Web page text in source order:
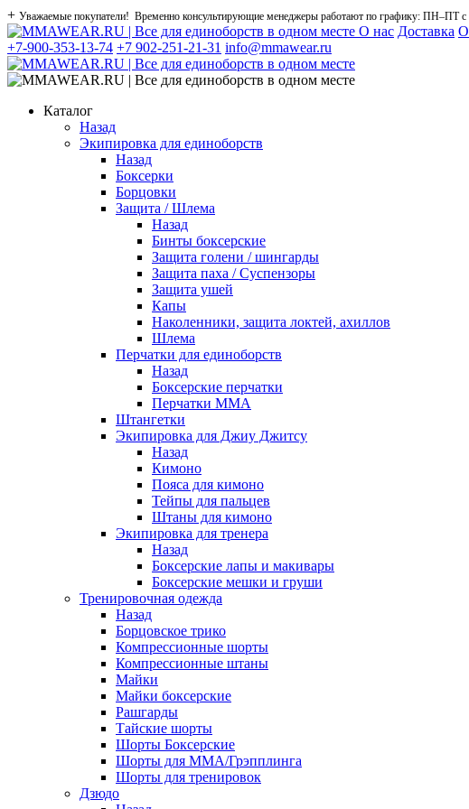
+ Уважаемые покупатели! Временно консультирующие менеджеры работают по графику: ПН–ПТ
О нас Доставка
+7-900-353-13-74 +7 902-251-21-31 info@mmawear.ru
Каталог
Назад
Экипировка для единоборств
Назад
Боксерки
Борцовки
Защита / Шлема
Назад
Бинты боксерские
Защита голени / шингарды
Защита паха / Суспензоры
Защита ушей
Капы
Наколенники, защита локтей, ахиллов
Шлема
Перчатки для единоборств
Назад
Боксерские перчатки
Перчатки ММА
Штангетки
Экипировка для Джиу Джитсу
Назад
Кимоно
Пояса для кимоно
Тейпы для пальцев
Штаны для кимоно
Экипировка для тренера
Назад
Боксерские лапы и макивары
Боксерские мешки и груши
Тренировочная одежда
Назад
Борцовское трико
Компрессионные шорты
Компрессионные штаны
Майки
Майки боксерские
Рашгарды
Тайские шорты
Шорты Боксерские
Шорты для ММА/Грэпплинга
Шорты для тренировок
Дзюдо